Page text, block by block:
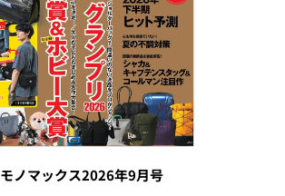
モノマックス2026年9月号